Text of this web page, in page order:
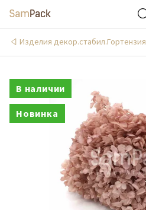
Изделия декор.стабил.Гортензия
В наличии
Новинка